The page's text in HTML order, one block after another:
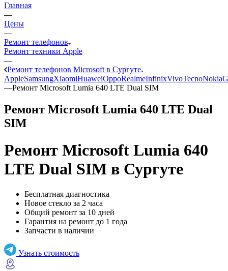
Главная
—
Цены
—
Ремонт телефонов
Ремонт техники Apple
—
Ремонт телефонов Microsoft в Сургуте
AppleSamsungXiaomiHuaweiOppoRealmeInfinixVivoTecnoNokia
—Ремонт Microsoft Lumia 640 LTE Dual SIM
Ремонт Microsoft Lumia 640 LTE Dual
SIM
Ремонт Microsoft Lumia 640
LTE Dual SIM в Сургуте
Бесплатная диагностика
Новое стекло за 2 часа
Общий ремонт за 10 дней
Гарантия на ремонт до 1 года
Запчасти в наличии
Узнать стоимость